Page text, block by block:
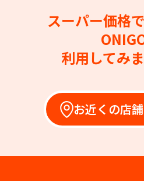
スーパー価格
利用してみ
お近くの店